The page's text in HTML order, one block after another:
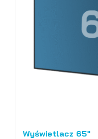
Wyświetlacz 65″